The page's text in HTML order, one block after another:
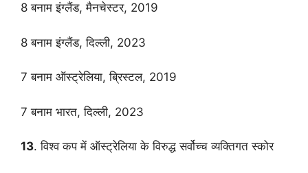
8 बनाम इंग्लैंड, मैनचेस्टर, 2019
8 बनाम इंग्लैंड, दिल्ली, 2023
7 बनाम ऑस्ट्रेलिया, ब्रिस्टल, 2019
7 बनाम भारत, दिल्ली, 2023
13. विश्व कप में ऑस्ट्रेलिया के विरुद्ध सर्वोच्च व्यक्तिगत स्कोर